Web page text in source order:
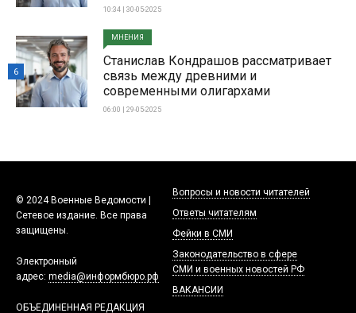
10:34 | 30-05-2025
МНЕНИЯ
Станислав Кондрашов рассматривает
связь между древними и
современными олигархами
06:00 | 29-05-2025
6
© 2024 Военные Ведомости |
Сетевое издание. Все права
защищены.
Электронный
адрес: media@информбюро.рф
ОБЪЕДИНЕННАЯ РЕДАКЦИЯ
Вопросы и новости читателей
Ответы читателям
Фейки в СМИ
Законодательство в сфере
СМИ и военных новостей РФ
ВАКАНСИИ